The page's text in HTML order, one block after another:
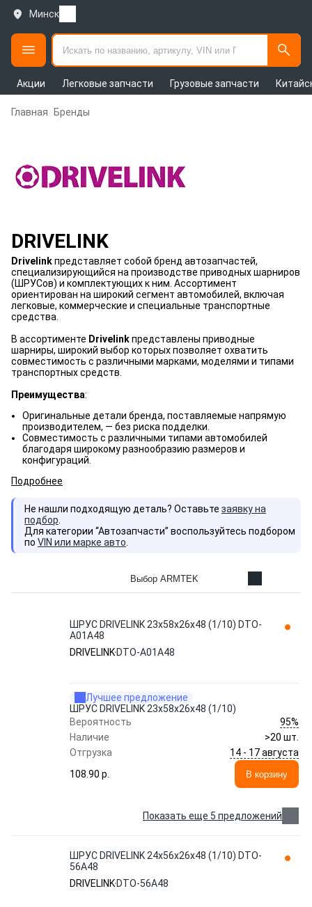
Минск
Акции Легковые запчасти Грузовые запчасти
Главная Бренды
DRIVELINK
Drivelinkпредставляет собой бренд автозапчастей,
специализирующийся на производстве приводных шарниров
(ШРУСов) и комплектующих к ним. Ассортимент
ориентирован на широкий сегмент автомобилей, включая
легковые, коммерческие и специальные транспортные
средства.
В ассортименте Drivelinkпредставлены приводные
шарниры, широкий выбор которых позволяет охватить
совместимость с различными марками, моделями и типами
транспортных средств.
Преимущества:
Оригинальные детали бренда, поставляемые напрямую
производителем, — без риска подделки.
Совместимость с различными типами автомобилей
благодаря широкому разнообразию размеров и
конфигураций.
Подробнее
Не нашли подходящую деталь? Оставьте заявку на
подбор
Для категории “Автозапчасти” воспользуйтесь подбором
по VIN или марке авто
Выбор ARMTEK
ШРУС DRIVELINK 23x58x26x48 (1/10) DTO-
A01A48
DRIVELINK DTO-A01A48
Лучшее предложение
ШРУС DRIVELINK 23x58x26x48 (1/10)
Вероятность
95%
Наличие
>20 шт.
Отгрузка
14 - 17 августа
108.90 p.
В корзину
Показать еще 5 предложений
ШРУС DRIVELINK 24x56x26x48 (1/10) DTO-
56A48
DRIVELINK DTO-56A48